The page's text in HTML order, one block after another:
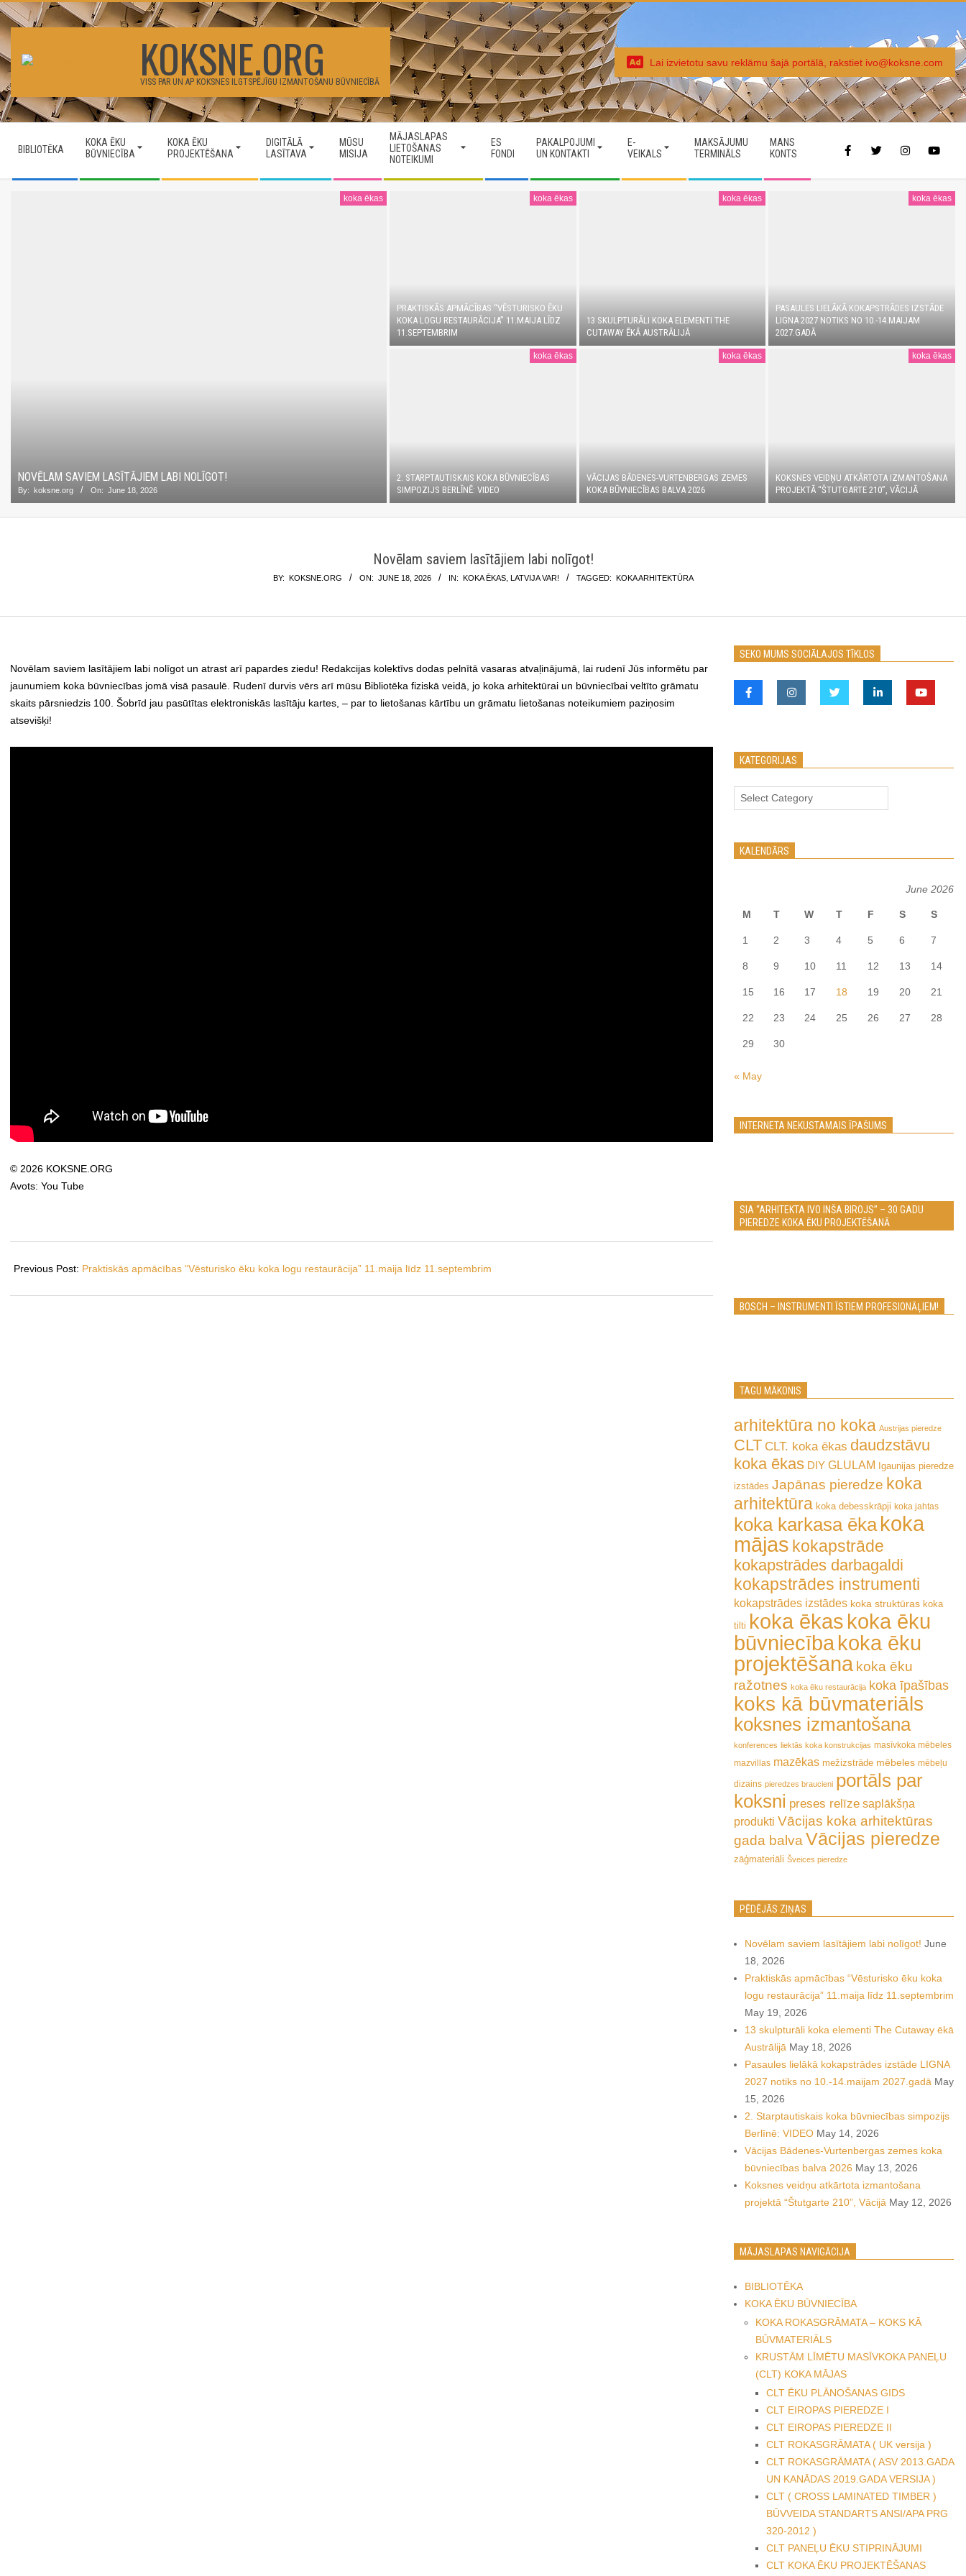
Skip
to
content
KOKSNE.ORG
VISS PAR UN AP KOKSNES ILGTSPĒJĪGU IZMANTOŠANU BŪVNIECĪBĀ
Lai izvietotu savu reklāmu šajā portālā, rakstiet ivo@koksne.com
Navigation
BIBLIOTĒKA
KOKA ĒKU
BŪVNIECĪBA
KOKA ĒKU
PROJEKTĒŠANA
DIGITĀLĀ
LASĪTAVA
MŪSU
MISIJA
MĀJASLAPAS
LIETOŠANAS
NOTEIKUMI
ES
FONDI
PAKALPOJUMI
UN KONTAKTI
E-
VEIKALS
MAKSĀJUMU
TERMINĀLS
MANS
KONTS
koka ēkas
NOVĒLAM SAVIEM LASĪTĀJIEM LABI NOLĪGOT!
By: koksne.org On: June 18, 2026
koka ēkas
PRAKTISKĀS APMĀCĪBAS “VĒSTURISKO ĒKU
KOKA LOGU RESTAURĀCIJA” 11.MAIJA LĪDZ
11.SEPTEMBRIM
koka ēkas
13 SKULPTURĀLI KOKA ELEMENTI THE
CUTAWAY ĒKĀ AUSTRĀLIJĀ
koka ēkas
PASAULES LIELĀKĀ KOKAPSTRĀDES IZSTĀDE
LIGNA 2027 NOTIKS NO 10.-14.MAIJAM
2027.GADĀ
koka ēkas
2. STARPTAUTISKAIS KOKA BŪVNIECĪBAS
SIMPOZIJS BERLĪNĒ: VIDEO
koka ēkas
VĀCIJAS BĀDENES-VURTENBERGAS ZEMES
KOKA BŪVNIECĪBAS BALVA 2026
koka ēkas
KOKSNES VEIDŅU ATKĀRTOTA IZMANTOŠANA
PROJEKTĀ “ŠTUTGARTE 210”, VĀCIJĀ
Novēlam saviem lasītājiem labi nolīgot!
BY: KOKSNE.ORG ON: JUNE 18, 2026 IN: KOKA ĒKAS, LATVIJA VAR! TAGGED: KOKA ARHITEKTŪRA
Novēlam saviem lasītājiem labi nolīgot un atrast arī papardes ziedu! Redakcijas kolektīvs dodas pelnītā vasaras atvaļinājumā, lai rudenī Jūs informētu par
jaunumiem koka būvniecības jomā visā pasaulē. Rudenī durvis vērs arī mūsu Bibliotēka fiziskā veidā, jo koka arhitektūrai un būvniecībai veltīto grāmatu
skaits pārsniedzis 100. Šobrīd jau pasūtītas elektroniskās lasītāju kartes, – par to lietošanas kārtību un grāmatu lietošanas noteikumiem paziņosim
atsevišķi!
© 2026 KOKSNE.ORG
Avots: You Tube
06-
Previous Post: Praktiskās apmācības “Vēsturisko ēku koka logu restaurācija” 11.maija līdz 11.septembrim
SEKO MUMS SOCIĀLAJOS TĪKLOS
KATEGORIJAS
Kategorijas
KALENDĀRS
June 2026
M T W T F S S
1 2 3 4 5 6 7
8 9 10 11 12 13 14
15 16 17 18 19 20 21
22 23 24 25 26 27 28
29 30
« May
INTERNETA NEKUSTAMAIS ĪPAŠUMS
SIA “ARHITEKTA IVO INŠA BIROJS” – 30 GADU
PIEREDZE KOKA ĒKU PROJEKTĒŠANĀ
BOSCH – INSTRUMENTI ĪSTIEM PROFESIONĀĻIEM!
TAGU MĀKONIS
arhitektūra no koka Austrijas pieredze
CLT CLT. koka ēkas daudzstāvu
koka ēkas DIY GLULAM Igaunijas pieredze
izstādes Japānas pieredze koka
arhitektūra koka debesskrāpji koka jahtas
koka karkasa ēka koka
mājas kokapstrāde
kokapstrādes darbagaldi
kokapstrādes instrumenti
kokapstrādes izstādes koka struktūras koka
tilti koka ēkas koka ēku
būvniecībakoka ēku
projektēšana koka ēku
ražotnes koka ēku restaurācija koka īpašības
koks kā būvmateriāls
koksnes izmantošana
konferences liektās koka konstrukcijas masīvkoka mēbeles
mazvillas mazēkas mežizstrāde mēbeles mēbeļu
dizains pieredzes braucieni portāls par
koksni preses relīze saplākšņa
produkti Vācijas koka arhitektūras
gada balva Vācijas pieredze
zāģmateriāli Šveices pieredze
PĒDĒJĀS ZIŅAS
Novēlam saviem lasītājiem labi nolīgot! June
18, 2026
Praktiskās apmācības “Vēsturisko ēku koka
logu restaurācija” 11.maija līdz 11.septembrim
May 19, 2026
13 skulpturāli koka elementi The Cutaway ēkā
Austrālijā May 18, 2026
Pasaules lielākā kokapstrādes izstāde LIGNA
2027 notiks no 10.-14.maijam 2027.gadā May
15, 2026
2. Starptautiskais koka būvniecības simpozijs
Berlīnē: VIDEO May 14, 2026
Vācijas Bādenes-Vurtenbergas zemes koka
būvniecības balva 2026 May 13, 2026
Koksnes veidņu atkārtota izmantošana
projektā “Štutgarte 210”, Vācijā May 12, 2026
MĀJASLAPAS NAVIGĀCIJA
BIBLIOTĒKA
KOKA ĒKU BŪVNIECĪBA
KOKA ROKASGRĀMATA – KOKS KĀ
BŪVMATERIĀLS
KRUSTĀM LĪMĒTU MASĪVKOKA PANEĻU
(CLT) KOKA MĀJAS
CLT ĒKU PLĀNOŠANAS GIDS
CLT EIROPAS PIEREDZE I
CLT EIROPAS PIEREDZE II
CLT ROKASGRĀMATA ( UK versija )
CLT ROKASGRĀMATA ( ASV 2013.GADA
UN KANĀDAS 2019.GADA VERSIJA )
CLT ( CROSS LAMINATED TIMBER )
BŪVVEIDA STANDARTS ANSI/APA PRG
320-2012 )
CLT PANEĻU ĒKU STIPRINĀJUMI
CLT KOKA ĒKU PROJEKTĒŠANAS